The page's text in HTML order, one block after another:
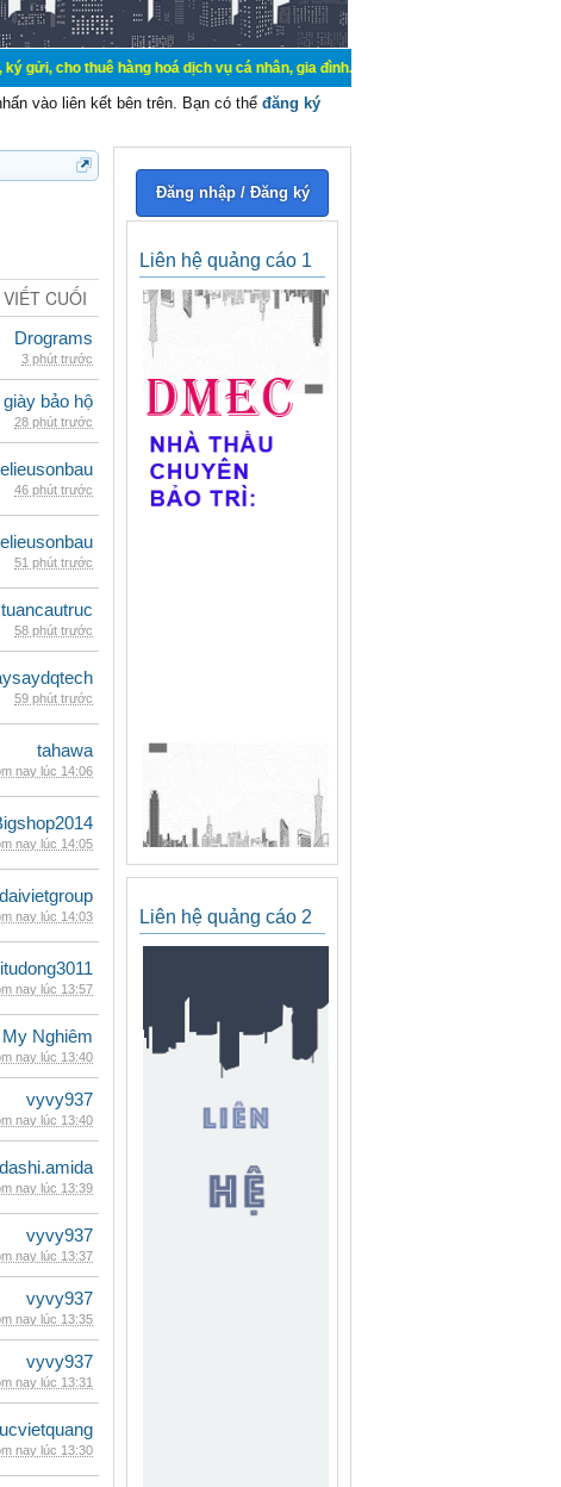
hàng hoá dịch vụ cá nhân, gia đình. Mua bán, ký gửi, cho thuê thiết bị hệ
vào liên kết bên trên. Bạn có thể đăng ký
VIẾT CUỐI
Drograms
3 phút trước
giày bảo hộ
28 phút trước
46 phút trước
51 phút trước
tuancautruc
58 phút trước
59 phút trước
tahawa
nay lúc 14:06
nay lúc 14:05
daivietgroup
nay lúc 14:03
nay lúc 13:57
My Nghiêm
nay lúc 13:40
vyvy937
nay lúc 13:40
nay lúc 13:39
vyvy937
nay lúc 13:37
vyvy937
nay lúc 13:35
vyvy937
nay lúc 13:31
nay lúc 13:30
Đăng nhập / Đăng ký
Liên hệ quảng cáo 1
Liên hệ quảng cáo 2